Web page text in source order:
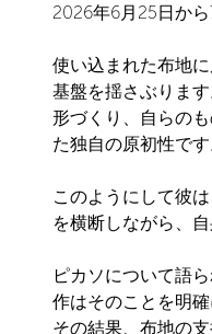
2026年6月25日か
使い込まれた布地
基盤を揺さぶりま
形づくり、自らの
た独自の原初性です
このようにして彼
を横断しながら、
ピカソについて語
作はそのことを明
その結果、布地の